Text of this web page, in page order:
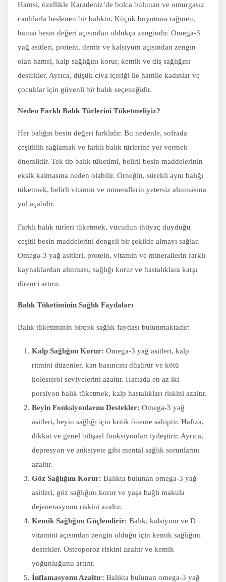
Hamsi, özellikle Karadeniz’de bolca bulunan ve omurgasız
canlılarla beslenen bir balıktır. Küçük boyutuna rağmen,
hamsi besin değeri açısından oldukça zengindir. Omega-3
yağ asitleri, protein, demir ve kalsiyum açısından zengin
olan hamsi, kalp sağlığını korur, kemik ve diş sağlığını
destekler. Ayrıca, düşük civa içeriği ile hamile kadınlar ve
çocuklar için güvenli bir balık seçeneğidir.
Neden Farklı Balık Türlerini Tüketmeliyiz?
Her balığın besin değeri farklıdır. Bu nedenle, sofrada
çeşitlilik sağlamak ve farklı balık türlerine yer vermek
önemlidir. Tek tip balık tüketimi, belirli besin maddelerinin
eksik kalmasına neden olabilir. Örneğin, sürekli aynı balığı
tüketmek, belirli vitamin ve minerallerin yetersiz alınmasına
yol açabilir.
Farklı balık türleri tüketmek, vücudun ihtiyaç duyduğu
çeşitli besin maddelerini dengeli bir şekilde almayı sağlar.
Omega-3 yağ asitleri, protein, vitamin ve minerallerin farklı
kaynaklardan alınması, sağlığı korur ve hastalıklara karşı
direnci artırır.
Balık Tüketiminin Sağlık Faydaları
Balık tüketiminin birçok sağlık faydası bulunmaktadır:
Kalp Sağlığını Korur: Omega-3 yağ asitleri, kalp
ritmini düzenler, kan basıncını düşürür ve kötü
kolesterol seviyelerini azaltır. Haftada en az iki
porsiyon balık tüketmek, kalp hastalıkları riskini azaltır.
Beyin Fonksiyonlarını Destekler: Omega-3 yağ
asitleri, beyin sağlığı için kritik öneme sahiptir. Hafıza,
dikkat ve genel bilişsel fonksiyonları iyileştirir. Ayrıca,
depresyon ve anksiyete gibi mental sağlık sorunlarını
azaltır.
Göz Sağlığını Korur: Balıkta bulunan omega-3 yağ
asitleri, göz sağlığını korur ve yaşa bağlı makula
dejenerasyonu riskini azaltır.
Kemik Sağlığını Güçlendirir: Balık, kalsiyum ve D
vitamini açısından zengin olduğu için kemik sağlığını
destekler. Osteoporoz riskini azaltır ve kemik
yoğunluğunu artırır.
İnflamasyonu Azaltır: Balıkta bulunan omega-3 yağ